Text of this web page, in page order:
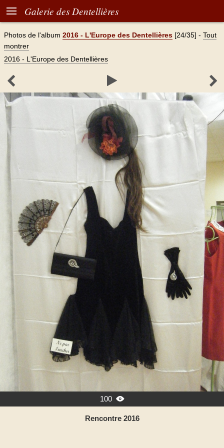
 Galerie des Dentellières
Photos de l'album 2016 - L'Europe des Dentellières [24/35] - Tout
montrer
2016 - L'Europe des Dentellières
  
100 
Rencontre 2016